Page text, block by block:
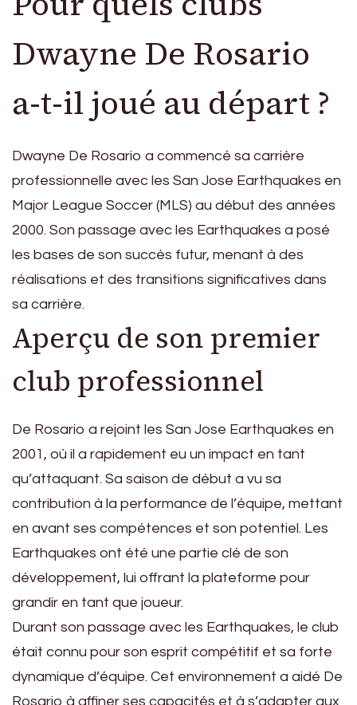
Dwayne De Rosario
a-t-il joué au départ ?
Dwayne De Rosario a commencé sa carrière
professionnelle avec les San Jose Earthquakes en
Major League Soccer (MLS) au début des années
2000. Son passage avec les Earthquakes a posé
les bases de son succès futur, menant à des
réalisations et des transitions significatives dans
sa carrière.
Aperçu de son premier
club professionnel
De Rosario a rejoint les San Jose Earthquakes en
2001, où il a rapidement eu un impact en tant
qu’attaquant. Sa saison de début a vu sa
contribution à la performance de l’équipe, mettant
en avant ses compétences et son potentiel. Les
Earthquakes ont été une partie clé de son
développement, lui offrant la plateforme pour
grandir en tant que joueur.
Durant son passage avec les Earthquakes, le club
était connu pour son esprit compétitif et sa forte
dynamique d’équipe. Cet environnement a aidé De
Rosario à affiner ses capacités et à s’adapter aux